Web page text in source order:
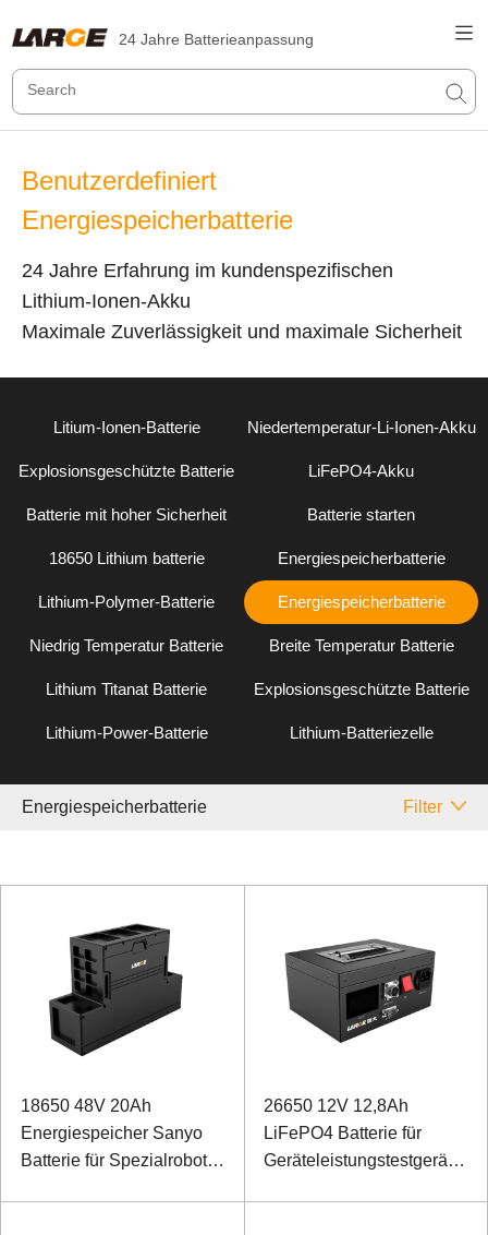
24 Jahre Batterieanpassung
Benutzerdefiniert
Energiespeicherbatterie
24 Jahre Erfahrung im kundenspezifischen
Lithium-Ionen-Akku
Maximale Zuverlässigkeit und maximale Sicherheit
Litium-Ionen-Batterie Niedertemperatur-Li-Ionen-Akku
Explosionsgeschützte Batterie LiFePO4-Akku
Batterie mit hoher Sicherheit Batterie starten
18650 Lithium batterie Energiespeicherbatterie
Lithium-Polymer-Batterie Energiespeicherbatterie
Niedrig Temperatur Batterie Breite Temperatur Batterie
Lithium Titanat Batterie Explosionsgeschützte Batterie
Lithium-Power-Batterie Lithium-Batteriezelle
Energiespeicherbatterie Filter
18650 48V 20Ah
Energiespeicher Sanyo
Batterie für Spezialroboter
26650 12V 12,8Ah
LiFePO4 Batterie für
Geräteleistungstestgeräte